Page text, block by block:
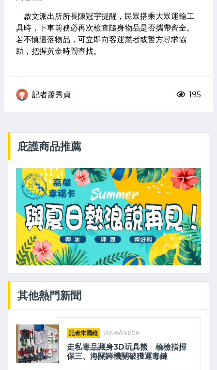
啟文派出所所長陳冠宇提醒，民眾搭乘大眾運輸工
具時，下車前務必再次檢查隨身物品是否攜帶齊全。
若不慎遺落物品，可立即向客運業者或警方尋求協
助，把握黃金時間查找。
記者蕭秀貞 195
庇護商品推薦
其他熱門新聞
記者朱國維 2026/08/06
走私毒品藏身3D玩具熊 橋檢指揮
保三、海關跨機關破獲運毒鏈